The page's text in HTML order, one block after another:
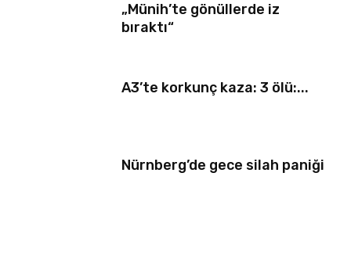
„Münih’te gönüllerde iz
bıraktı“
A3’te korkunç kaza: 3 ölü:...
Nürnberg’de gece silah paniği